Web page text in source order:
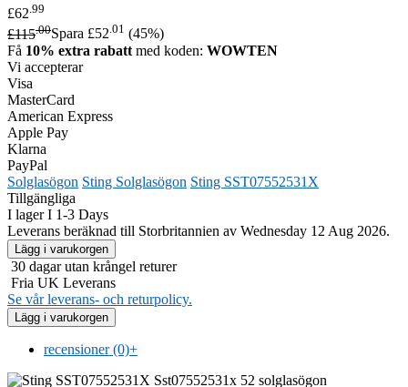
£62 .99
£115.00Spara £52.01 (45%)
Få 10% extra rabatt med koden: WOWTEN
Vi accepterar
Visa
MasterCard
American Express
Apple Pay
Klarna
PayPal
Solglasögon Sting Solglasögon Sting SST07552531X
Tillgängliga
I lager I 1-3 Days
Leverans beräknad till Storbritannien av Wednesday 12 Aug 2026.
30 dagar utan krångel returer
Fria UK Leverans
Se vår leverans- och returpolicy.
recensioner (0)+